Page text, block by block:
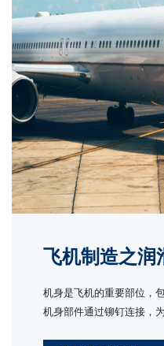
飞机制造之润
机身是飞机的重要部位，
机身部件通过铆钉连接，